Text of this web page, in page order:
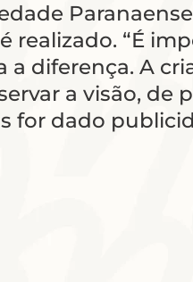
realizado. “É
diferença. A
a visão, de
for dado